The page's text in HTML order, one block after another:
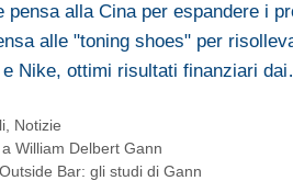
pensa alla Cina per espandere i
alle "toning shoes" per
e Nike, ottimi risultati finanziari
Notizie
William Delbert Gann
Bar: gli studi di Gann